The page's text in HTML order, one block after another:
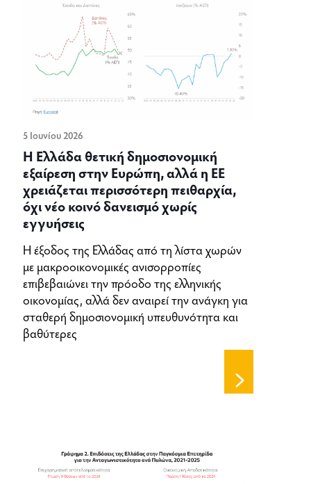
5 Ιουνίου 2026
Η Ελλάδα θετική δημοσιονομική
εξαίρεση στην Ευρώπη, αλλά η ΕΕ
χρειάζεται περισσότερη πειθαρχία,
όχι νέο κοινό δανεισμό χωρίς
εγγυήσεις
Η έξοδος της Ελλάδας από τη λίστα χωρών
με μακροοικονομικές ανισορροπίες
επιβεβαιώνει την πρόοδο της ελληνικής
οικονομίας, αλλά δεν αναιρεί την ανάγκη για
σταθερή δημοσιονομική υπευθυνότητα και
βαθύτερες